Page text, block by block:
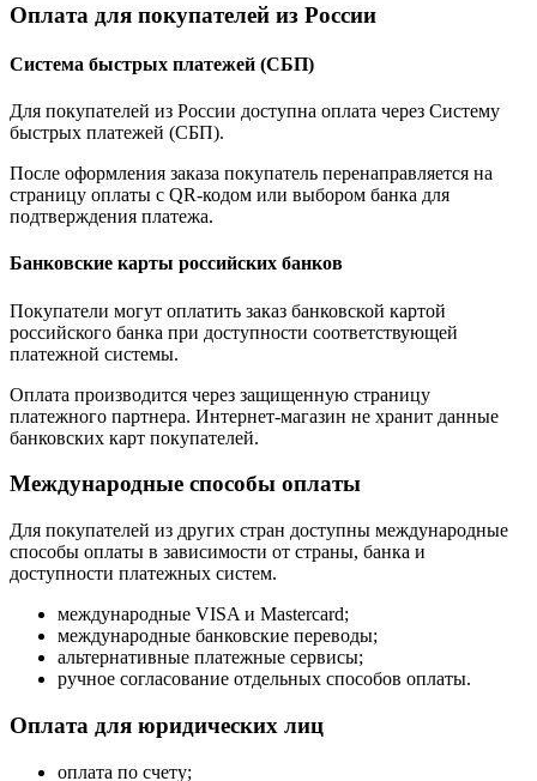
Оплата для покупателей из России
Система быстрых платежей (СБП)
Для покупателей из России доступна оплата через Систему
быстрых платежей (СБП).
После оформления заказа покупатель перенаправляется на
страницу оплаты с QR-кодом или выбором банка для
подтверждения платежа.
Банковские карты российских банков
Покупатели могут оплатить заказ банковской картой
российского банка при доступности соответствующей
платежной системы.
Оплата производится через защищенную страницу
платежного партнера. Интернет-магазин не хранит данные
банковских карт покупателей.
Международные способы оплаты
Для покупателей из других стран доступны международные
способы оплаты в зависимости от страны, банка и
доступности платежных систем.
международные VISA и Mastercard;
международные банковские переводы;
альтернативные платежные сервисы;
ручное согласование отдельных способов оплаты.
Оплата для юридических лиц
оплата по счету;